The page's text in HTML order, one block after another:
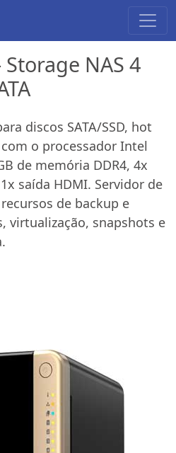
NAS 4
discos SATA/SSD, hot
o processador Intel
de memória DDR4, 4x
saída HDMI. Servidor de
de backup e
virtualização, snapshots e